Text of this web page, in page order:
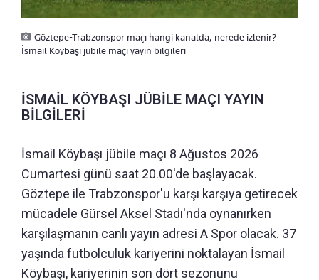
Göztepe-Trabzonspor maçı hangi kanalda, nerede izlenir?
İsmail Köybaşı jübile maçı yayın bilgileri
İSMAİL KÖYBAŞI JÜBİLE MAÇI YAYIN
BİLGİLERİ
İsmail Köybaşı jübile maçı 8 Ağustos 2026
Cumartesi günü saat 20.00'de başlayacak.
Göztepe ile Trabzonspor'u karşı karşıya getirecek
mücadele Gürsel Aksel Stadı'nda oynanırken
karşılaşmanın canlı yayın adresi A Spor olacak. 37
yaşında futbolculuk kariyerini noktalayan İsmail
Köybaşı, kariyerinin son dört sezonunu